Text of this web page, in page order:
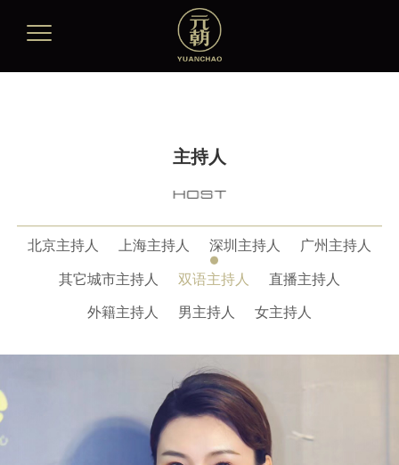
主持人
北京主持人 上海主持人 深圳主持人 广州主持人
其它城市主持人 双语主持人 直播主持人
外籍主持人 男主持人 女主持人